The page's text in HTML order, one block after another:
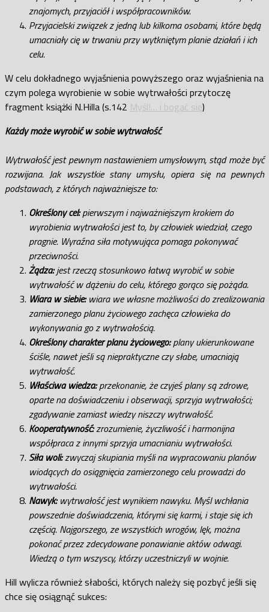
znajomych, przyjaciół i współpracowników.
Przyjacielski związek z jedną lub kilkoma osobami, które będą
umacniały cię w trwaniu przy wytkniętym planie działań i ich
celu.
W celu dokładnego wyjaśnienia powyższego oraz wyjaśnienia na
czym polega wyrobienie w sobie wytrwałości przytoczę
fragment książki N.Hilla (s.142 Myśl!… i bogać się)
Każdy może wyrobić w sobie wytrwałość
Wytrwałość jest pewnym nastawieniem umysłowym, stąd może być
rozwijana. Jak wszystkie stany umysłu, opiera się na pewnych
podstawach, z których najważniejsze to:
Określony cel:pierwszym i najważniejszym krokiem do
wyrobienia wytrwałości jest to, by człowiek wiedział, czego
pragnie. Wyraźna siła motywująca pomaga pokonywać
przeciwności.
Żądza:jest rzeczą stosunkowo łatwą wyrobić w sobie
wytrwałość w dążeniu do celu, którego gorąco się pożąda.
Wiara w siebie:wiara we własne możliwości do zrealizowania
zamierzonego planu życiowego zachęca człowieka do
wykonywania go z wytrwałością.
Określony charakter planu życiowego:plany ukierunkowane
ściśle, nawet jeśli są niepraktyczne czy słabe, umacniają
wytrwałość.
Właściwa wiedza:przekonanie, że czyjeś plany są zdrowe,
oparte na doświadczeniu i obserwacji, sprzyja wytrwałości;
zgadywanie zamiast wiedzy niszczy wytrwałość.
Kooperatywność:zrozumienie, życzliwość i harmonijna
współpraca z innymi sprzyja umacnianiu wytrwałości.
Siła woli:zwyczaj skupiania myśli na wypracowaniu planów
wiodących do osiągnięcia zamierzonego celu prowadzi do
wytrwałości.
Nawyk:wytrwałość jest wynikiem nawyku. Myśl wchłania
powszednie doświadczenia, którymi się karmi, i staje się ich
częścią. Najgorszego, ze wszystkich wrogów, lęk, można
pokonać przez zdecydowane ponawianie aktów odwagi.
Wiedzą o tym wszyscy, którzy uczestniczyli w wojnie.
Hill wylicza również słabości, których należy się pozbyć jeśli się
chce się osiągnąć sukces: